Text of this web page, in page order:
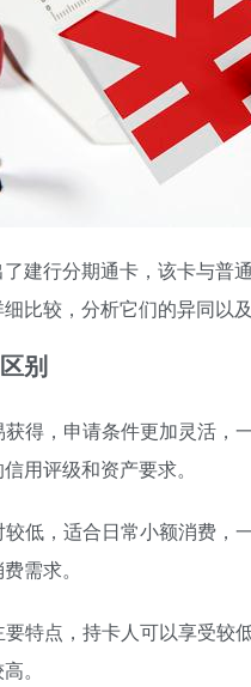
建行分期通卡，该卡与普
比较，分析它们的异同以及
别
得，申请条件更加灵活，
用评级和资产要求。
低，适合日常小额消费，
需求。
特点，持卡人可以享受较
。